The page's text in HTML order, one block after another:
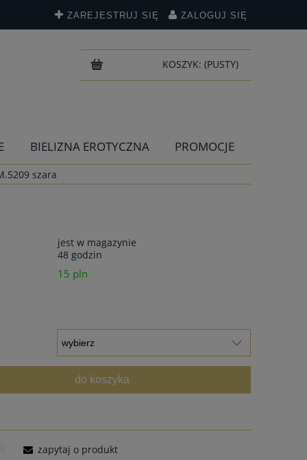
ZAREJESTRUJ SIĘ ZALOGUJ SIĘ
KOSZYK: (PUSTY)
BIELIZNA EROTYCZNA
PROMOCJE
szara
jest w magazynie
48 godzin
15 pln
do koszyka
zapytaj o produkt